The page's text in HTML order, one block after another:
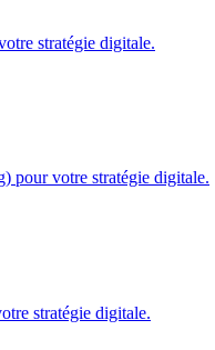
stratégie digitale.
pour votre stratégie digitale.
stratégie digitale.